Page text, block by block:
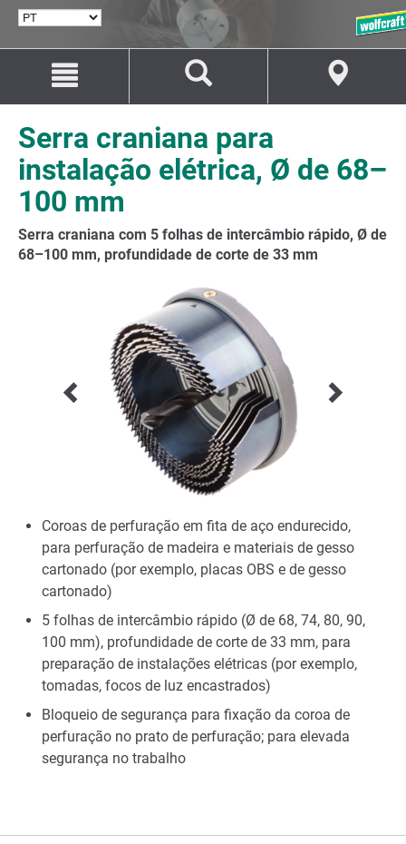
SELECIONAR
Avançar
o
conteúdo
Avançar
a
navegação
Serra craniana para
instalação elétrica, Ø de 68–
100 mm
Serra craniana com 5 folhas de intercâmbio rápido, Ø de
68–100 mm, profundidade de corte de 33 mm
Coroas de perfuração em fita de aço endurecido,
para perfuração de madeira e materiais de gesso
cartonado (por exemplo, placas OBS e de gesso
cartonado)
5 folhas de intercâmbio rápido (Ø de 68, 74, 80, 90,
100 mm), profundidade de corte de 33 mm, para
preparação de instalações elétricas (por exemplo,
tomadas, focos de luz encastrados)
Bloqueio de segurança para fixação da coroa de
perfuração no prato de perfuração; para elevada
segurança no trabalho